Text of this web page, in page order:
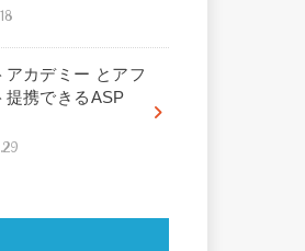
アカデミー とアフ
提携できるASP